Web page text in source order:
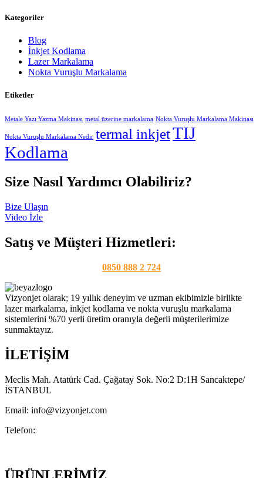
Kategoriler
Blog
İnkjet Kodlama
Lazer Markalama
Nokta Vuruşlu Markalama
Etiketler
Metale Yazı Yazma Makinası metal üzerine markalama Nokta Vuruşlu Markalama Makinası
Nokta Vuruşlu Markalama Nedir termal inkjetTIJ
Kodlama
Size Nasıl Yardımcı Olabiliriz?
Bize Ulaşın
Video İzle
Satış ve Müşteri Hizmetleri:
0850 888 2 724
Vizyonjet olarak; 19 yıllık deneyim ve uzman ekibimizle birlikte
lazer markalama, inkjet kodlama ve nokta vuruşlu markalama
sistemlerini %70 yerli üretim oranıyla değerli müşterilerimize
sunmaktayız.
İLETİŞİM
Meclis Mah. Atatürk Cad. Çağatay Sok. No:2 D:1H Sancaktepe/
İSTANBUL
Email: info@vizyonjet.com
Telefon:
ÜRÜNLERİMİZ